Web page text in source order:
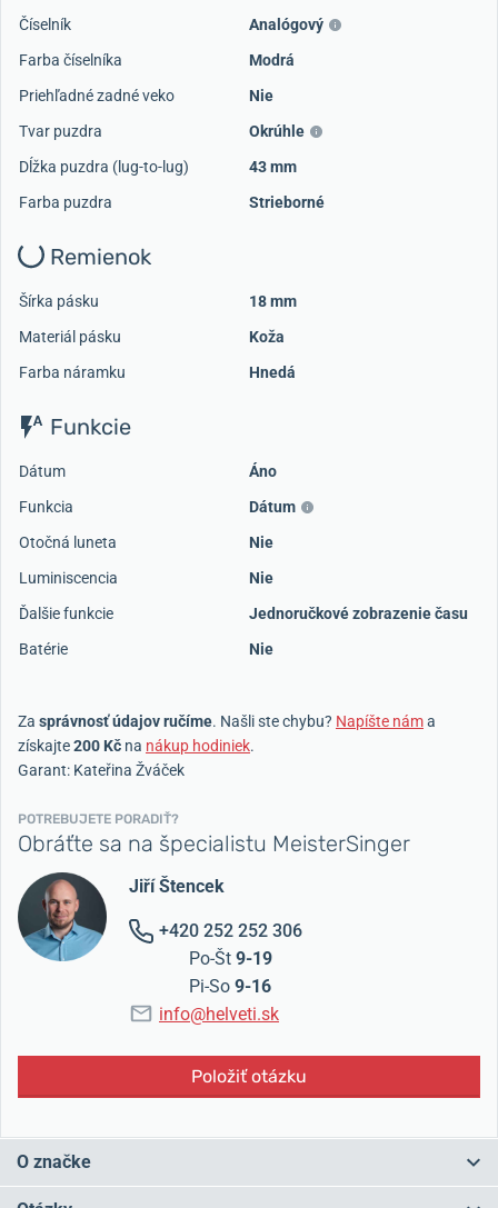
Číselník
Analógový
Farba číselníka
Modrá
Priehľadné zadné veko
Nie
Tvar puzdra
Okrúhle
Dĺžka puzdra (lug-to-lug)
43 mm
Farba puzdra
Strieborné
Remienok
Šírka pásku
18 mm
Materiál pásku
Koža
Farba náramku
Hnedá
Funkcie
Dátum
Áno
Funkcia
Dátum
Otočná luneta
Nie
Luminiscencia
Nie
Ďalšie funkcie
Jednoručkové zobrazenie času
Batérie
Nie
Za správnosť údajov ručíme. Našli ste chybu? Napíšte náma
získajte200 Kč na nákup hodiniek.
Garant: Kateřina Žváček
POTREBUJETE PORADIŤ?
Obráťte sa na špecialistu MeisterSinger
Jiří Štencek
+420 252 252 306
Po-Št 9-19
Pi-So 9-16
info@helveti.sk
Položiť otázku
O značke